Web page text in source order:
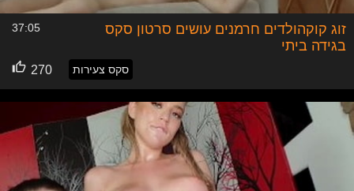
זוג קוקהולדים חרמנים עושים סרטון סקס
בגידה ביתי
37:05
סקס צעירות 270